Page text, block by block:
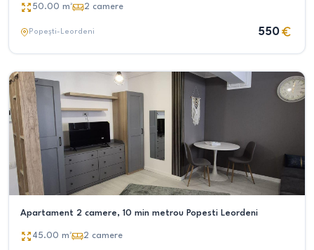
50.00 m² 2 camere
Popești-Leordeni 550
Apartament 2 camere, 10 min metrou Popesti Leordeni
45.00 m² 2 camere